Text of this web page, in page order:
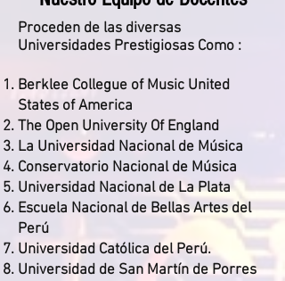
Proceden de las diversas
Universidades Prestigiosas Como :
Berklee Collegue of Music United
States of America
The Open University Of England
La Universidad Nacional de Música
Conservatorio Nacional de Música
Universidad Nacional de La Plata
Escuela Nacional de Bellas Artes del
Perú
Universidad Católica del Perú.
Universidad de San Martín de Porres